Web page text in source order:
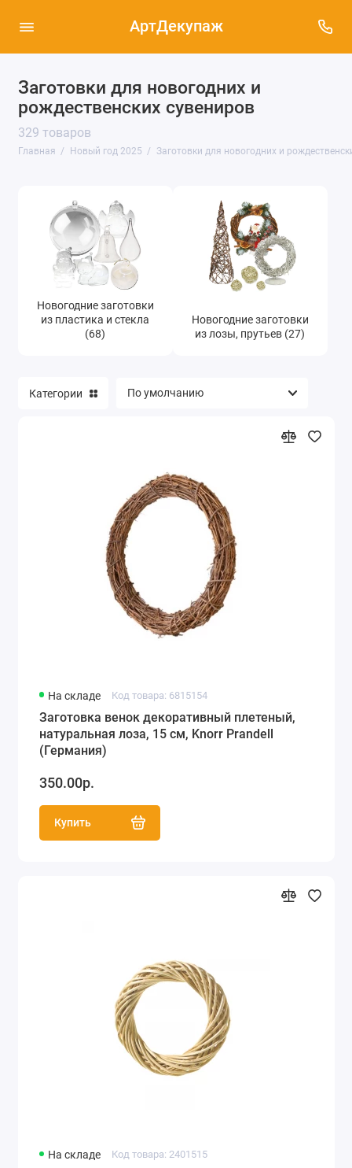
АртДекупаж
Заготовки для новогодних и
рождественских сувениров
329 товаров
Главная Новый год 2025 Заготовки для новогодних и
Новогодние и Рождественские салфетки для
декупажа (763)
и Рождеству (601)
Заготовки для новогодних и
рождественских сувениров (335)
Декоративные эффекты для новогоднего
декора (184)
Эффект снега (26)
Новогодние и рождественские штампы (39)
Новогодняя бумага для скрапбукинга,
заготовки для открыток (48)
Микроблестки (глиттер), микробисер (47)
Новогодние заготовки
из пластика и стекла
(68)
Новогодние заготовки
из лозы, прутьев (27)
Категории
На складе Код товара: 6815154
Заготовка венок декоративный плетеный,
натуральная лоза, 15 см, Knorr Prandell
(Германия)
350.00р.
Купить
На складе Код товара: 2401515